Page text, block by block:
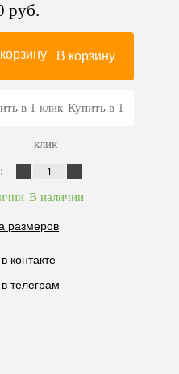
руб.
В корзину
Купить в 1
клик
В наличии
размеров
контакте
телеграм